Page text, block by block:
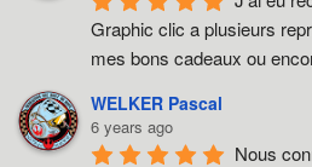
n
Graphic clic a plusieurs
mes bons cadeaux ou
WELKER Pascal
6 years ago
Nous